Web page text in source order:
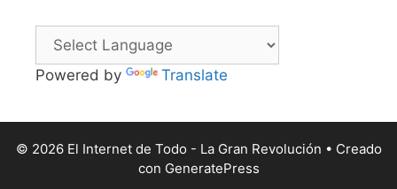
Powered by Translate
© 2026 El Internet de Todo - La Gran Revolución • Creado
con GeneratePress